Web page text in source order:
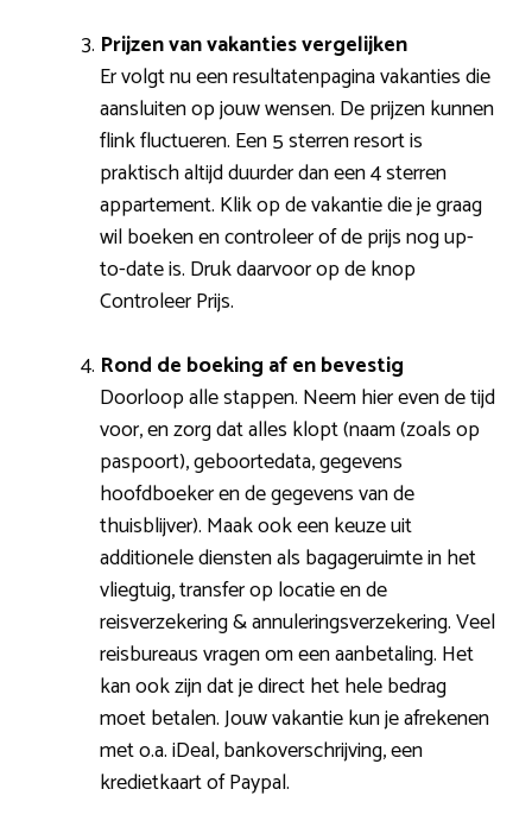
Prijzen van vakanties vergelijken
Er volgt nu een resultatenpagina vakanties die
aansluiten op jouw wensen. De prijzen kunnen
flink fluctueren. Een 5 sterren resort is
praktisch altijd duurder dan een 4 sterren
appartement. Klik op de vakantie die je graag
wil boeken en controleer of de prijs nog up-
to-date is. Druk daarvoor op de knop
Controleer Prijs.
Rond de boeking af en bevestig
Doorloop alle stappen. Neem hier even de tijd
voor, en zorg dat alles klopt (naam (zoals op
paspoort), geboortedata, gegevens
hoofdboeker en de gegevens van de
thuisblijver). Maak ook een keuze uit
additionele diensten als bagageruimte in het
vliegtuig, transfer op locatie en de
reisverzekering & annuleringsverzekering. Veel
reisbureaus vragen om een aanbetaling. Het
kan ook zijn dat je direct het hele bedrag
moet betalen. Jouw vakantie kun je afrekenen
met o.a. iDeal, bankoverschrijving, een
kredietkaart of Paypal.